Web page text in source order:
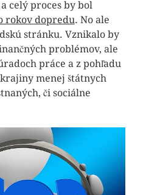
celý proces by bol
rokov dopredu. No ale
stránku. Vznikalo by
problémov, ale
práce a z pohľadu
menej štátnych
či sociálne